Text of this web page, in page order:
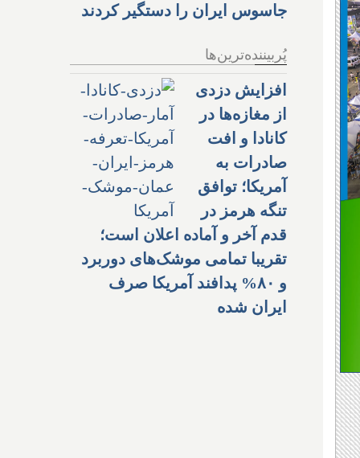
جاسوس ایران را دستگیر کردند
پُربیننده‌ترین‌ها
افزایش دزدی
از مغازه‌ها در
کانادا و افت
صادرات به
آمریکا؛ توافق
تنگه هرمز در
قدم آخر و آماده اعلان است؛
تقریبا تمامی موشک‌های دوربرد
و ۸۰% پدافند آمریکا صرف
ایران شده